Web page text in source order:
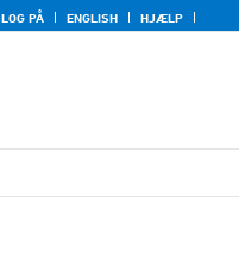
LOG PÅ ENGLISH HJÆLP